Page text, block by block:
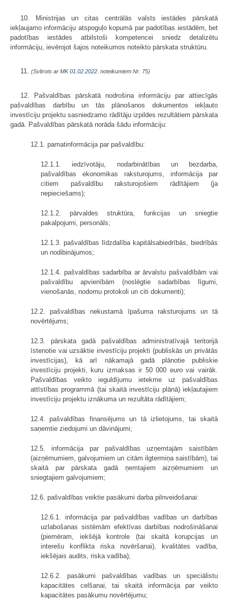
10. Ministrijas un citas centrālās valsts iestādes pārskatā
iekļaujamo informāciju atspoguļo kopumā par padotības iestādēm, bet
padotības iestādes atbilstoši kompetencei sniedz detalizētu
informāciju, ievērojot šajos noteikumos noteikto pārskata struktūru.
11. (Svītrots ar MK01.02.2022. noteikumiem Nr. 75)
12. Pašvaldības pārskatā nodrošina informāciju par attiecīgās
pašvaldības darbību un tās plānošanos dokumentos iekļauto
investīciju projektu sasniedzamo rādītāju izpildes rezultātiem pārskata
gadā. Pašvaldības pārskatā norāda šādu informāciju:
12.1. pamatinformācija par pašvaldību:
12.1.1. iedzīvotāju, nodarbinātības un bezdarba,
pašvaldības ekonomikas raksturojums, informācija par
citiem pašvaldību raksturojošiem rādītājiem (ja
nepieciešams);
12.1.2. pārvaldes struktūra, funkcijas un sniegtie
pakalpojumi, personāls;
12.1.3. pašvaldības līdzdalība kapitālsabiedrībās, biedrībās
un nodibinājumos;
12.1.4. pašvaldības sadarbība ar ārvalstu pašvaldībām vai
pašvaldību apvienībām (noslēgtie sadarbības līgumi,
vienošanās, nodomu protokoli un citi dokumenti);
12.2. pašvaldības nekustamā īpašuma raksturojums un tā
novērtējums;
12.3. pārskata gadā pašvaldības administratīvajā teritorijā
īstenotie vai uzsāktie investīciju projekti (publiskās un privātās
investīcijas), kā arī nākamajā gadā plānotie publiskie
investīciju projekti, kuru izmaksas ir 50 000 eurovai vairāk.
Pašvaldības veikto ieguldījumu ietekme uz pašvaldības
attīstības programmā (tai skaitā investīciju plānā) iekļautajiem
investīciju projektu iznākuma un rezultāta rādītājiem;
12.4. pašvaldības finansējums un tā izlietojums, tai skaitā
saņemtie ziedojumi un dāvinājumi;
12.5. informācija par pašvaldības uzņemtajām saistībām
(aizņēmumiem, galvojumiem un citām ilgtermiņa saistībām), tai
skaitā par pārskata gadā ņemtajiem aizņēmumiem un
sniegtajiem galvojumiem;
12.6. pašvaldības veiktie pasākumi darba pilnveidošanai:
12.6.1. informācija par pašvaldības vadības un darbības
uzlabošanas sistēmām efektīvas darbības nodrošināšanai
(piemēram, iekšējā kontrole (tai skaitā korupcijas un
interešu konflikta riska novēršanai), kvalitātes vadība,
iekšējais audits, riska vadība);
12.6.2. pasākumi pašvaldības vadības un speciālistu
kapacitātes celšanai, tai skaitā informācija par veikto
kapacitātes pasākumu novērtējumu;